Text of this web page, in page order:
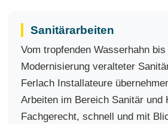
Sanitärarbeiten
Vom tropfenden Wasserhahn
Modernisierung veralteter
Ferlach Installateure
Arbeiten im Bereich Sanitär und
Fachgerecht, schnell und mit